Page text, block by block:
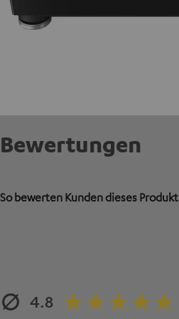
Bewertungen
So bewerten Kunden dieses Produkt
4.8